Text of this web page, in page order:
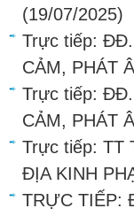
(19/07/2025)
Trực tiếp: ĐĐ.
CẢM, PHÁT
Trực tiếp: ĐĐ.
CẢM, PHÁT
Trực tiếp: TT
ĐỊA KINH
TRỰC TIẾP: